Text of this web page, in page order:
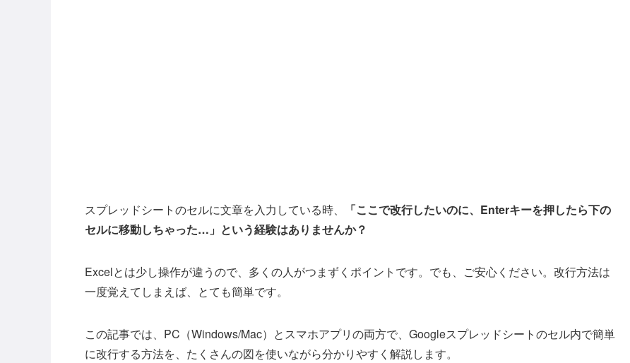
スプレッドシートのセルに文章を入力している時、
「ここで改行したいのに、Enterキーを押したら下の
セルに移動しちゃった…」という経験はありませんか？
Excelとは少し操作が違うので、多くの人がつまずくポイントです。でも、ご安心ください。改行方法は
一度覚えてしまえば、とても簡単です。
この記事では、PC（Windows/Mac）とスマホアプリの両方で、Googleスプレッドシートのセル内で簡単
に改行する方法を、たくさんの図を使いながら分かりやすく解説します。